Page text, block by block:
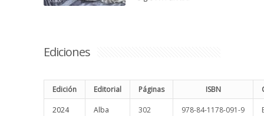
Ediciones
Edición Editorial Páginas ISBN
2024
Alba
302 978-84-1178-091-9